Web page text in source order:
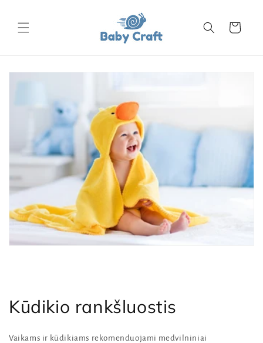
turinio
Krepšelis
Kūdikio rankšluostis
Vaikams ir kūdikiams rekomenduojami medvilniniai